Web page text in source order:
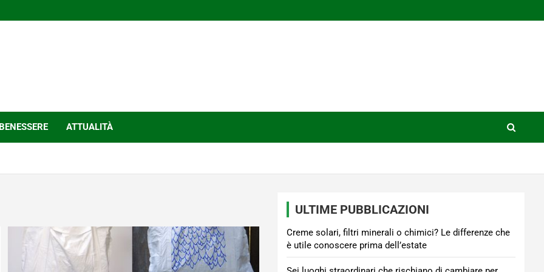
BENESSERE ATTUALITÀ
ULTIME PUBBLICAZIONI
Creme solari, filtri minerali o chimici? Le differenze che
è utile conoscere prima dell’estate